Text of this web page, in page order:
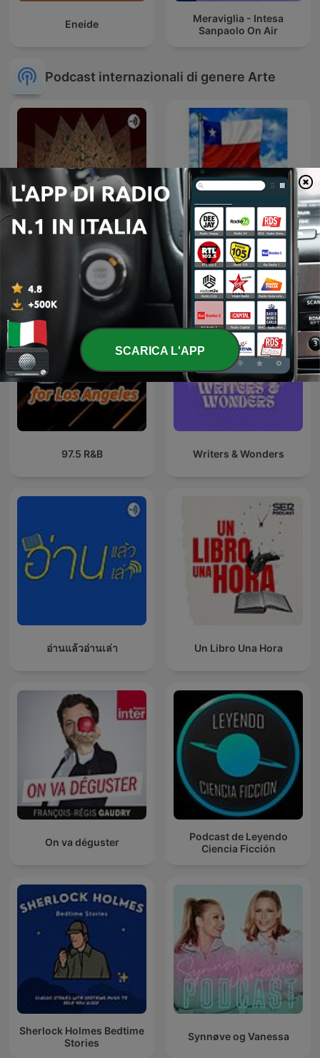
Eneide
Meraviglia - Intesa
Sanpaolo On Air
Podcast internazionali di genere Arte
Wayang Kulit Indonesia
Radioteatros de Chile,
Radionovelas Chilenas
97.5 R&B Writers & Wonders
อ่านแล้วอ่านเล่า Un Libro Una Hora
On va déguster
Podcast de Leyendo
Ciencia Ficción
Sherlock Holmes Bedtime
Stories
Synnøve og Vanessa
SCARICA L'APP